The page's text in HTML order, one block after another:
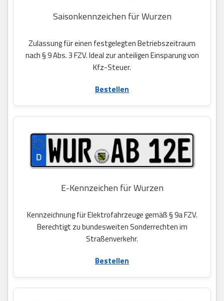
Saisonkennzeichen für Wurzen
Zulassung für einen festgelegten Betriebszeitraum
nach § 9 Abs. 3 FZV. Ideal zur anteiligen Einsparung von
Kfz-Steuer.
Bestellen
E-Kennzeichen für Wurzen
Kennzeichnung für Elektrofahrzeuge gemäß § 9a FZV.
Berechtigt zu bundesweiten Sonderrechten im
Straßenverkehr.
Bestellen